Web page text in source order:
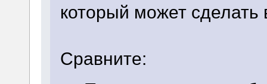
который может
Сравните: